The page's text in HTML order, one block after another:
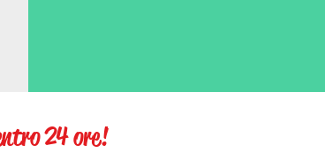
24ore!